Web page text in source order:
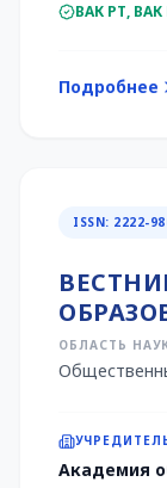
ВАК РТ,
Подробнее
ISSN: 2222-
ОБЛАСТЬ
Академия